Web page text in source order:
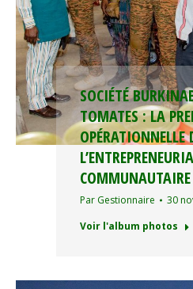
SOCIÉTÉ
TOMATES : LA
OPÉRATIONNELLE
Par Gestionnaire
30
Voir l'album photos